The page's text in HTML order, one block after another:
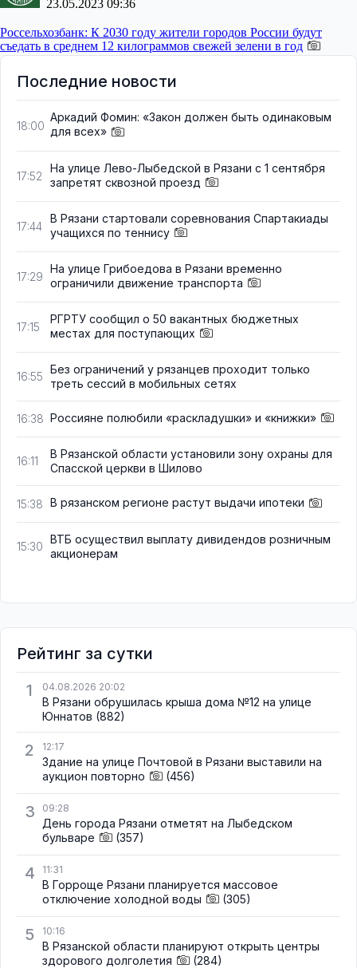
23.05.2023 09:36
Россельхозбанк: К 2030 году жители городов России будут
съедать в среднем 12 килограммов свежей зелени в год
Последние новости
18:00
Аркадий Фомин: «Закон должен быть одинаковым
для всех»
17:52
На улице Лево-Лыбедской в Рязани с 1 сентября
запретят сквозной проезд
17:44
В Рязани стартовали соревнования Спартакиады
учащихся по теннису
17:29
На улице Грибоедова в Рязани временно
ограничили движение транспорта
17:15
РГРТУ сообщил о 50 вакантных бюджетных
местах для поступающих
16:55
Без ограничений у рязанцев проходит только
треть сессий в мобильных сетях
16:38 Россияне полюбили «раскладушки» и «книжки»
16:11
В Рязанской области установили зону охраны для
Спасской церкви в Шилово
15:38 В рязанском регионе растут выдачи ипотеки
15:30
ВТБ осуществил выплату дивидендов розничным
акционерам
Рейтинг за сутки
1
04.08.2026 20:02
В Рязани обрушилась крыша дома №12 на улице
Юннатов (882)
2 12:17
Здание на улице Почтовой в Рязани выставили на
аукцион повторно
(456)
3 09:28
День города Рязани отметят на Лыбедском
бульваре
(357)
4 11:31
В Горроще Рязани планируется массовое
отключение холодной воды
(305)
5 10:16
В Рязанской области планируют открыть центры
здорового долголетия
(284)